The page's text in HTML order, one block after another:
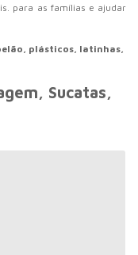
para as famílias e ajudar
plásticos, latinhas,
Sucatas,